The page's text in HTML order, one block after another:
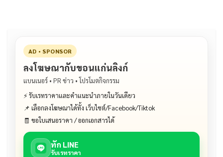
AD • SPONSOR
ลงโฆษณากับขอนแก่นลิงก์
แบนเนอร์ • PR ข่าว • โปรโมตกิจกรรม
⚡ รับเรทราคาและคำแนะนำภายในวันเดียว
📌 เลือกลงโฆษณาได้ทั้ง เว็บไซต์/Facebook/Tiktok
🧾 ขอใบเสนอราคา / ออกเอกสารได้
ทัก LINE
รับเรทราคา